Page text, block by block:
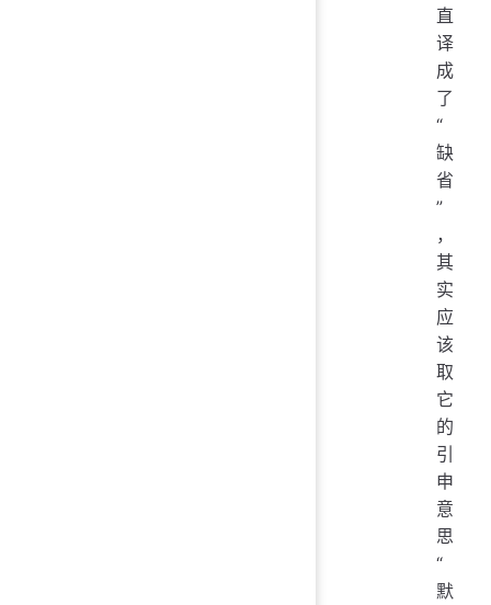
直
译
成
了
“
缺
省
”
，
其
实
应
该
取
它
的
引
申
意
思
“
默